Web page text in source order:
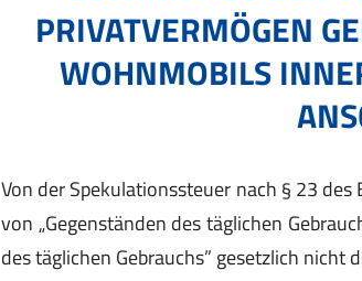
RIVATVERMÖGEN
OHNMOBILS
Von der Spekulationssteuer nach § 23
von „Gegenständen des täglichen
des täglichen Gebrauchs” gesetzlich nicht